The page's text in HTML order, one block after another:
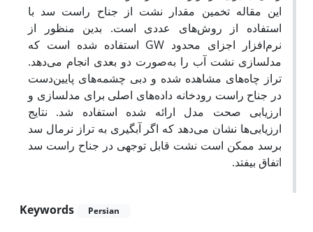
این مقاله تخمین مقدار نشت از جناح راست سد با
استفاده از روش‌های عددی است. بدین منظور از
نرم‌افزار اجزای محدود GW استفاده شده است که
مدلسازی نشت آب را به‌صورت دو بعدی انجام می‌دهد.
تراز چاه‌های مشاهده شده و دبی چشمه‌های پایین‌دست
در جناح راست رودخانه داده‌های اصلی برای مدلسازی و
ارزیابی صحت مدل ارائه شده استفاده شد. نتایج
ارزیابی‌ها نشان می‌دهد که اگر آبگیری به تراز نرمال سد
برسد ممکن است نشت قابل توجهی در جناح راست سد
اتفاق بیفتد.
Keywords Persian